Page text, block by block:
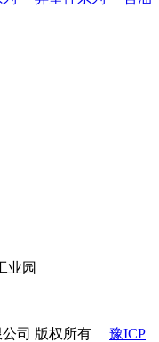
业园
公司 版权所有 豫ICP